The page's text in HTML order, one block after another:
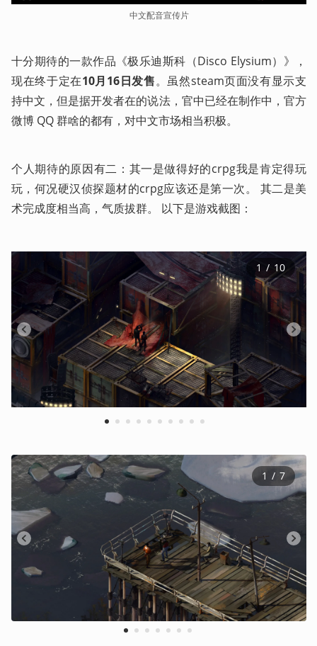
中文配音宣传片
十分期待的一款作品《极乐迪斯科（Disco Elysium）》，
现在终于定在10月16日发售。虽然steam页面没有显示支
持中文，但是据开发者在的说法，官中已经在制作中，官方
微博 QQ 群啥的都有，对中文市场相当积极。
个人期待的原因有二：其一是做得好的crpg我是肯定得玩
玩，何况硬汉侦探题材的crpg应该还是第一次。 其二是美
术完成度相当高，气质拔群。 以下是游戏截图：
1 2 3 4 5 6 7 8 9 10
1 / 10
1 2 3 4 5 6 7
1 / 7